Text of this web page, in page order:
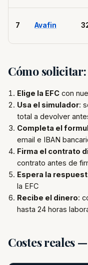
7 Avafin
Cómo solicitar:
Elige la EFC con
Usa el simulador:
total a devolver
Completa el
email e IBAN
Firma el contrato
contrato antes de
Espera la
la EFC
Recibe el dinero:
hasta 24 horas
Costes reales